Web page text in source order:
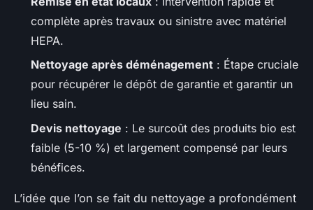
complète après travaux ou sinistre avec matériel
HEPA.
Nettoyage après déménagement : Étape cruciale
pour récupérer le dépôt de garantie et garantir un
lieu sain.
Devis nettoyage : Le surcoût des produits bio est
faible (5-10 %) et largement compensé par leurs
bénéfices.
L’idée que l’on se fait du nettoyage a profondément